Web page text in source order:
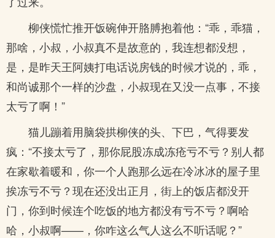
柳侠慌忙推开饭碗伸开胳膊抱着他：“乖，乖猫，
那啥，小叔，小叔真不是故意的，我连想都没想，
是，是昨天王阿姨打电话说房钱的时候才说的，乖，
和尚诚那个一样的沙盘，小叔现在又没一点事，不接
太亏了啊！”
猫儿蹦着用脑袋拱柳侠的头、下巴，气得要发
疯：“不接太亏了，那你屁股冻成冻疮亏不亏？别人都
在家歇着暖和，你一个人跑那么远在冷冰冰的屋子里
挨冻亏不亏？现在还没出正月，街上的饭店都没开
门，你到时候连个吃饭的地方都没有亏不亏？啊哈
哈，小叔啊——，你咋这么气人这么不听话呢？”